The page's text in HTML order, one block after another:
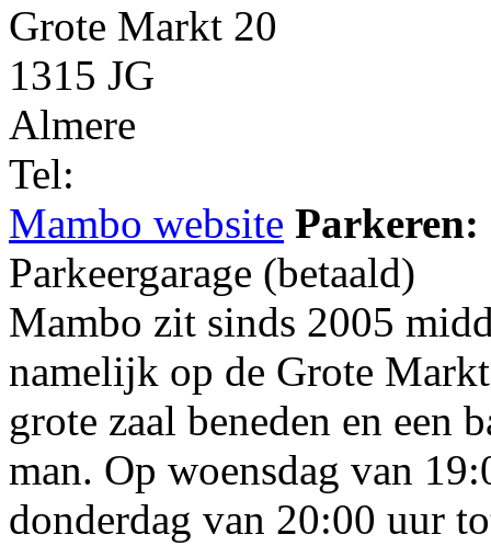
Grote Markt 20
1315 JG
Almere
Tel:
Mambo website Parkeren:
Parkeergarage (betaald)
Mambo zit sinds 2005
namelijk op de Grote
grote zaal beneden en een
man. Op woensdag van
donderdag van 20:00 uur